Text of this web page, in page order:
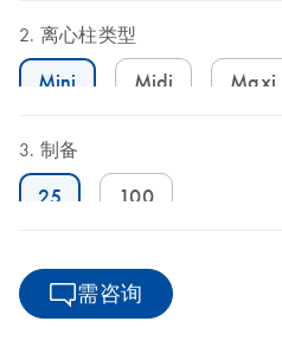
离心柱类型
Mini Midi Maxi
制备
25 100
需咨询